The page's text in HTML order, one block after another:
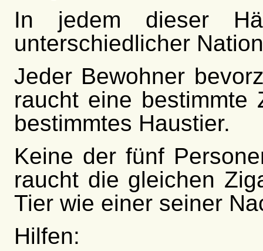
In jedem dieser
unterschiedlicher
Jeder Bewohner
raucht eine bestimmte
bestimmtes Haustier.
Keine der fünf
raucht die gleichen
Tier wie einer seiner
Hilfen: